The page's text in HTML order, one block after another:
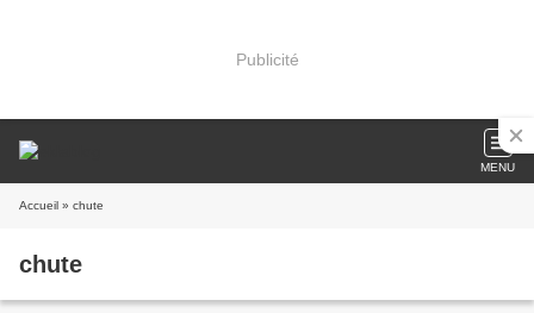
Publicité
MENU
Accueil » chute
chute